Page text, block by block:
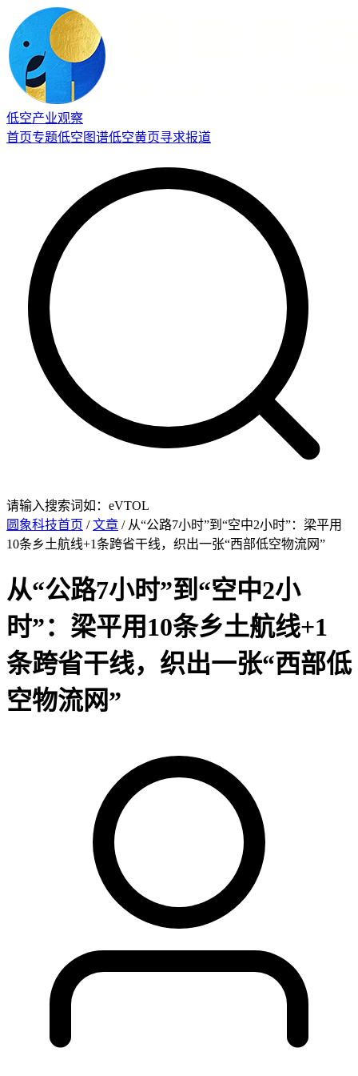
低空产业观察
首页专题低空图谱低空黄页寻求报道
请输入搜索词如：eVTOL
圆象科技首页 /文章 / 从“公路7小时”到“空中2小时”：梁平用
10条乡土航线+1条跨省干线，织出一张“西部低空物流网”
从“公路7小时”到“空中2小
时”：梁平用10条乡土航线+1
条跨省干线，织出一张“西部低
空物流网”